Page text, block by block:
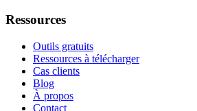
Ressources
Outils gratuits
Ressources à télécharger
Cas clients
Blog
À propos
Contact